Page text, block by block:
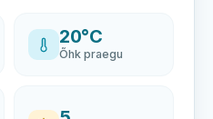
20°C
Õhk praegu